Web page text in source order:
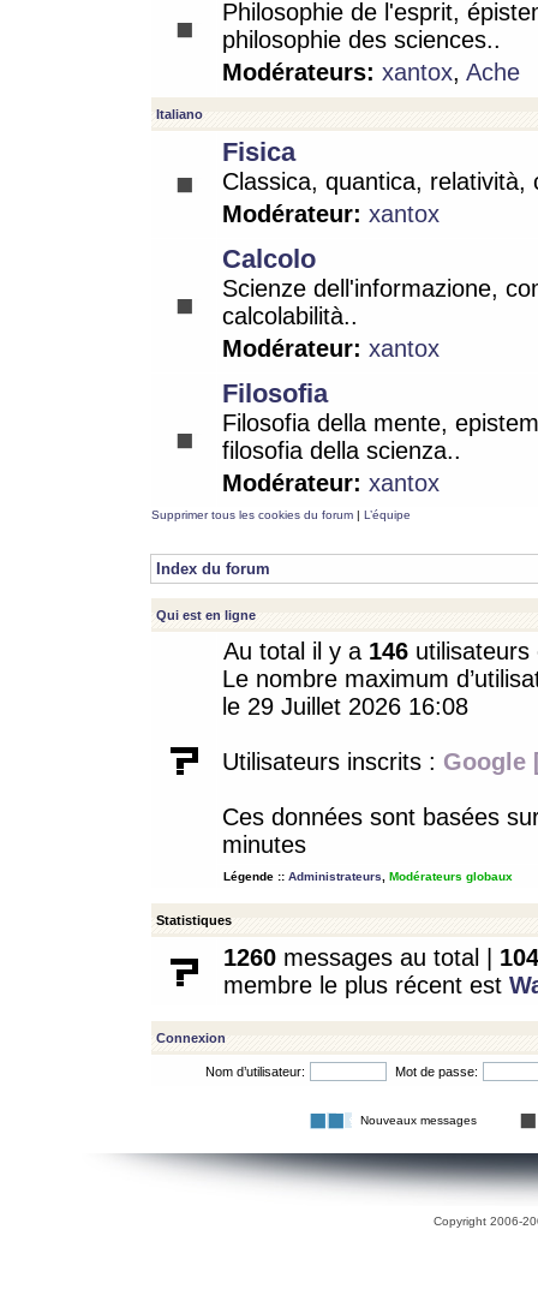
Philosophie de l'esprit,
philosophie des sciences..
Modérateurs: xantox, Ache
Italiano
Fisica
Classica, quantica, relatività,
Modérateur: xantox
Calcolo
Scienze dell'informazione,
calcolabilità..
Modérateur: xantox
Filosofia
Filosofia della mente,
filosofia della scienza..
Modérateur: xantox
Supprimer tous les cookies du forum | L’équipe
Index du forum
Qui est en ligne
Au total il y a 146
Le nombre maximum
le 29 Juillet 2026 16:08
Utilisateurs inscrits : Google
Ces données sont basées
minutes
Légende :: Administrateurs Modérateurs globaux
Statistiques
1260 messages au total | 104
membre le plus récent est
Connexion
Nom d’utilisateur: Mot de passe:
Nouveaux messages
Copyright 2006-